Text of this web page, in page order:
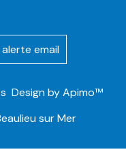
email
Design byApimo™
sur Mer